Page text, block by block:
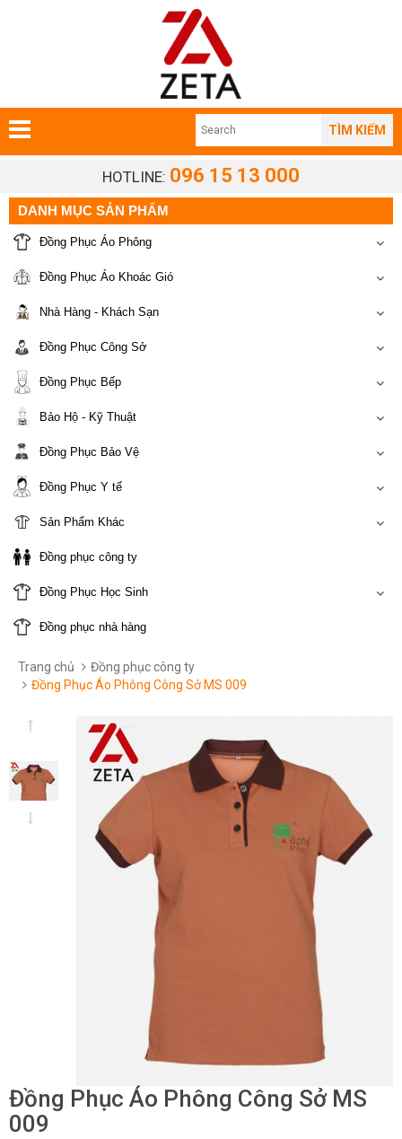
TÌM KIẾM
HOTLINE: 096 15 13 000
DANH MỤC SẢN PHẨM
Đồng Phục Áo Phông
Đồng Phục Áo Khoác Gió
Nhà Hàng - Khách Sạn
Đồng Phục Công Sở
Đồng Phục Bếp
Bảo Hộ - Kỹ Thuật
Đồng Phục Bảo Vệ
Đồng Phục Y tế
Sản Phẩm Khác
Đồng phục công ty
Đồng Phục Học Sinh
Đồng phục nhà hàng
Trang chủ
Đồng phục công ty
Đồng Phục Áo Phông Công Sở MS 009
Đồng Phục Áo Phông Công Sở MS
009